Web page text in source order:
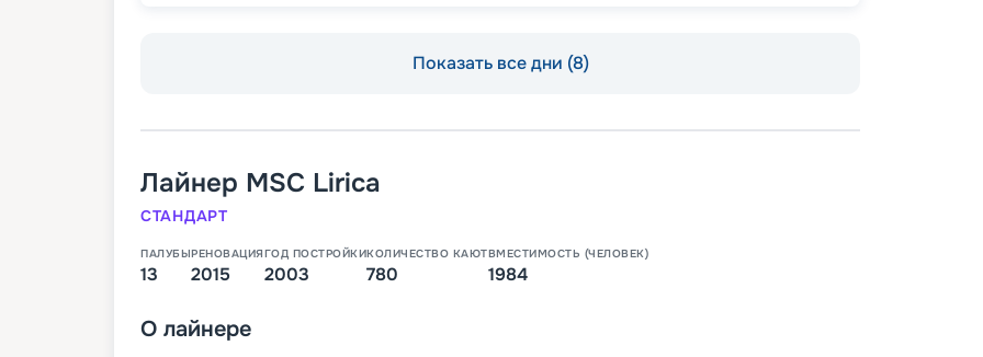
Показать все дни (8)
Лайнер MSC Lirica
СТАНДАРТ
ПАЛУБЫ
13
РЕНОВАЦИЯ
2015
ГОД ПОСТРОЙКИ
2003
КОЛИЧЕСТВО КАЮТ
780
ВМЕСТИМОСТЬ (ЧЕЛОВЕК)
1984
О лайнере